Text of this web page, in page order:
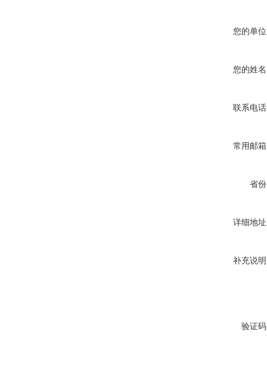
您的单
您的姓
联系电
常用邮
省
详细地
补充说
验证